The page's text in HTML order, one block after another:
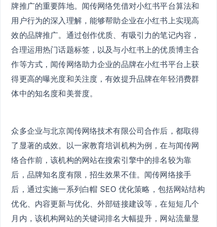
牌推广的重要阵地。闻传网络凭借对小红书平台算法和
用户行为的深入理解，能够帮助企业在小红书上实现高
效的品牌推广。通过创作优质、有吸引力的笔记内容，
合理运用热门话题标签，以及与小红书上的优质博主合
作等方式，闻传网络助力企业的品牌在小红书平台上获
得更高的曝光度和关注度，有效提升品牌在年轻消费群
体中的知名度和美誉度。
众多企业与北京闻传网络技术有限公司合作后，都取得
了显著的成效。以一家教育培训机构为例，在与闻传网
络合作前，该机构的网站在搜索引擎中的排名较为靠
后，品牌知名度有限，招生效果不佳。闻传网络接手
后，通过实施一系列白帽 SEO 优化策略，包括网站结构
优化、内容更新与优化、外部链接建设等，在短短几个
月内，该机构网站的关键词排名大幅提升，网站流量显